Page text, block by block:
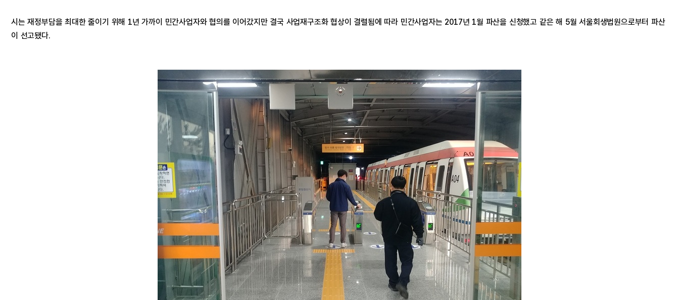
시는 재정부담을 최대한 줄이기 위해 1년 가까이 민간사업자와 협의를 이어갔지만 결국 사업재구조화 협상이 결렬됨에 따라 민간사업자는 2017년 1월 파산을 신청했고 같은 해 5월 서울회생법원으로부터 파산
이 선고됐다.